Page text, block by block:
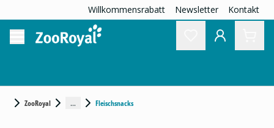
Willkommensrabatt Newsletter Kontakt
ZooRoyal ... Fleischsnacks